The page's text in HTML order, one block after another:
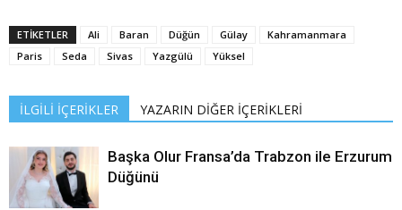
ETİKETLER Ali Baran Düğün Gülay
Kahramanmara
Paris
Seda Sivas Yazgülü Yüksel
İLGİLİ İÇERİKLER YAZARIN DİĞER İÇERİKLERİ
Başka Olur Fransa’da Trabzon ile Erzurum
Düğünü